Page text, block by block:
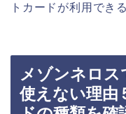
トカードが利用でき
メゾンネロ
使えない理由